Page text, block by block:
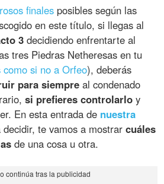
finales posibles según las
en este título, si llegas al
3 decidiendo enfrentarte al
tres Piedras Netheresas en tu
como si no a Orfeo), deberás
para siempre al condenado
si prefieres controlarlo y
En esta entrada de nuestra
decidir, te vamos a mostrarcuáles
de una cosa u otra.